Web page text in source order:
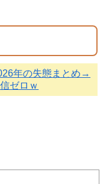
年の失態まとめ→
ゼロｗ